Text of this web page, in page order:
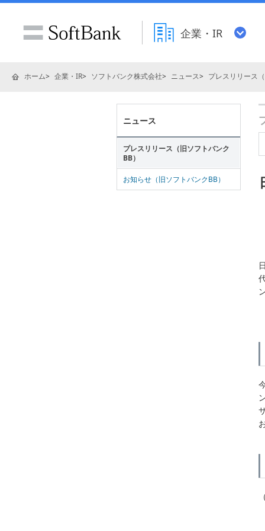
企業・IR
ホーム 企業・IR ソフトバンク株式会社 ニュース プレスリリース
ニュース
プレスリリース（旧ソフトバンク
BB）
お知らせ（旧ソフトバンクBB）